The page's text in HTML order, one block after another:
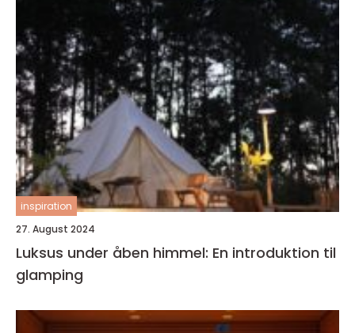
inspiration
27. August 2024
Luksus under åben himmel: En introduktion til
glamping